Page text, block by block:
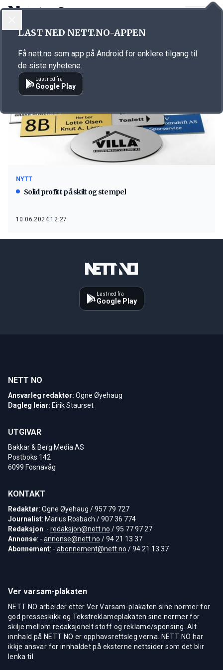
Emne: Foldal Stempel
NYTT
Solid profitt på skilt og stempel
10.06.2024 12:27
Last ned fra
Google Play
NETT NO
Ansvarleg redaktør: Ogne Øyehaug
Dagleg leiar: Eirik Staurset
UTGIVAR
Bakkar & Berg Media AS
Postboks 142
6099 Fosnavåg
KONTAKT
Redaktør: Ogne Øyehaug / 957 79 727
Journalist: Marius Rosbach / 907 36 774
Redaksjon: - redaksjon@nett.no / 95 77 97 27
Annonse: - annonse@nett.no / 94 21 13 37
Abonnement: - abonnement@nett.no / 94 21 13 37
Ver varsam-plakaten
NETT NO arbeider etter Ver Varsam-plakaten sine normer for
god presseskikk og Tekstreklameplakaten sine normer for
skilje mellom redaksjonelt stoff og reklame/sponsing. Alt
innhald på NETT NO er opphavsrettsleg verna. NETT NO har
ikkje ansvar for innhaldet på eksterne nettsider som det blir
lenka til.
LAST NED NETT.NO-APPEN
Få nett.no som app på Android for enklere tilgang til
de siste nyhetene.
Last ned fra
Google Play